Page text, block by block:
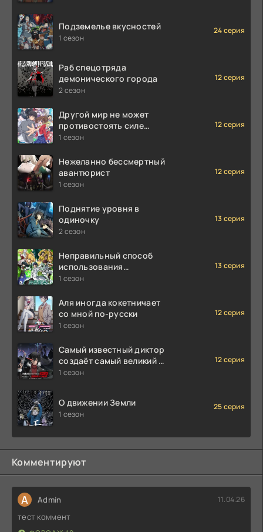
Подземелье вкусностей
1 сезон
24 серия
Раб спецотряда
демонического города
2 сезон
12 серия
Другой мир не может
противостоять силе
мгновенной смерти
1 сезон
12 серия
Нежеланно бессмертный
авантюрист
1 сезон
12 серия
Поднятие уровня в
одиночку
2 сезон
13 серия
Неправильный способ
использования
исцеляющей магии
1 сезон
13 серия
Аля иногда кокетничает
со мной по-русски
1 сезон
12 серия
Самый известный диктор
создаёт самый великий в
мире клан
1 сезон
12 серия
О движении Земли
1 сезон
25 серия
Комментируют
A Admin 11.04.26
тест коммент